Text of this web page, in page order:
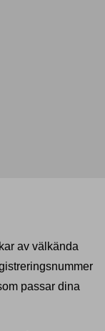
av välkända
passar dina